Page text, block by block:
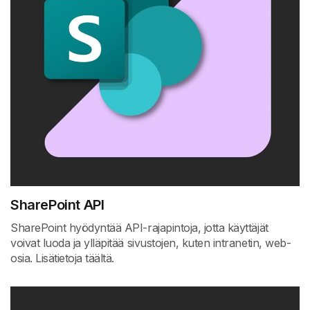
SharePoint API
SharePoint hyödyntää API-rajapintoja, jotta käyttäjät
voivat luoda ja ylläpitää sivustojen, kuten intranetin, web-
osia. Lisätietoja täältä.